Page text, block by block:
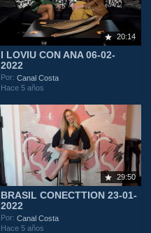
20:14
I LOVIU CON ANA 06-02-
2022
Por:Canal Costa
Hace 5 años
29:50
BRASIL CONECTTION 23-01-
2022
Por:Canal Costa
Hace 5 años